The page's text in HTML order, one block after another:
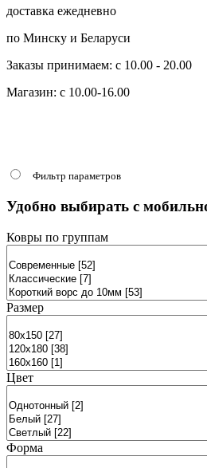
доставка ежедневно
по Минску и Беларуси
Заказы принимаем: с 10.00 - 20.00
Магазин: с 10.00-16.00
Фильтр параметров
Удобно выбирать с
Ковры по группам
Размер
Цвет
Форма